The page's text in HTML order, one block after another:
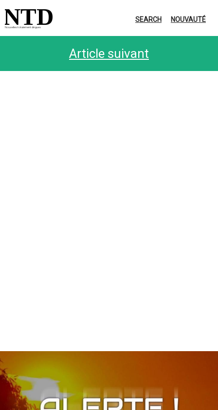
Nouvelles totalement dingues
NTD SEARCH NOUVAUTÉ
Article suivant